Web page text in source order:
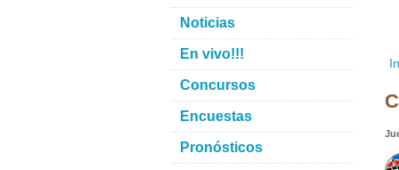
Noticias
En vivo!!!
Concursos
Encuestas
Pronósticos